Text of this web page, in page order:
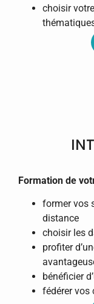
choisir
Formation de
former vos
distance
choisir les
profiter
bénéficier
fédérer vos